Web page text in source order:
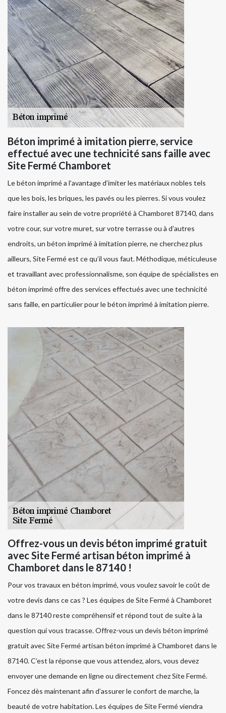
Béton imprimé à imitation pierre, service
effectué avec une technicité sans faille avec
Site Fermé Chamboret
Le béton imprimé a l’avantage d’imiter les matériaux nobles tels
que les bois, les briques, les pavés ou les pierres. Si vous voulez
faire installer au sein de votre propriété à Chamboret 87140, dans
votre cour, sur votre muret, sur votre terrasse ou à d’autres
endroits, un béton imprimé à imitation pierre, ne cherchez plus
ailleurs, Site Fermé est ce qu’il vous faut. Méthodique, méticuleuse
et travaillant avec professionnalisme, son équipe de spécialistes en
béton imprimé offre des services effectués avec une technicité
sans faille, en particulier pour le béton imprimé à imitation pierre.
Offrez-vous un devis béton imprimé gratuit
avec Site Fermé artisan béton imprimé à
Chamboret dans le 87140 !
Pour vos travaux en béton imprimé, vous voulez savoir le coût de
votre devis dans ce cas ? Les équipes de Site Fermé à Chamboret
dans le 87140 reste compréhensif et répond tout de suite à la
question qui vous tracasse. Offrez-vous un devis béton imprimé
gratuit avec Site Fermé artisan béton imprimé à Chamboret dans le
87140. C’est la réponse que vous attendez, alors, vous devez
envoyer une demande en ligne ou directement chez Site Fermé.
Foncez dès maintenant afin d’assurer le confort de marche, la
beauté de votre habitation. Les équipes de Site Fermé viendra